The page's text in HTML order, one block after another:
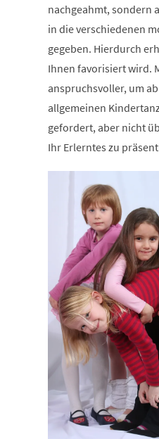
nachgeahmt, sondern
in die verschiedenen
gegeben. Hierdurch
Ihnen favorisiert wird.
anspruchsvoller, um
allgemeinen
gefordert, aber nicht
Ihr Erlerntes zu